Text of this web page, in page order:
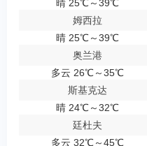
晴 25℃～39℃
姆西拉
晴 25℃～39℃
奥兰港
多云 26℃～35℃
斯基克达
晴 24℃～32℃
廷杜夫
多云 32℃～45℃